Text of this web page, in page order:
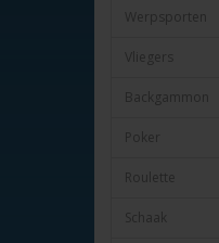
Werpsporten
Vliegers
Backgammon
Poker
Roulette
Schaak